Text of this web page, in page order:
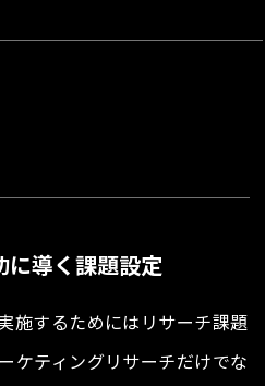
に導く課題設定
施するためにはリサーチ課題
ケティングリサーチだけでな